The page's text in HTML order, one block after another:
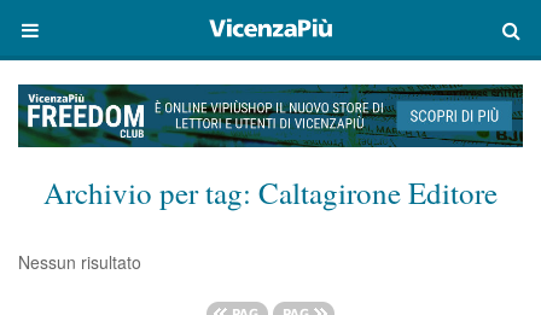
Archivio per tag: Caltagirone Editore
Nessun risultato